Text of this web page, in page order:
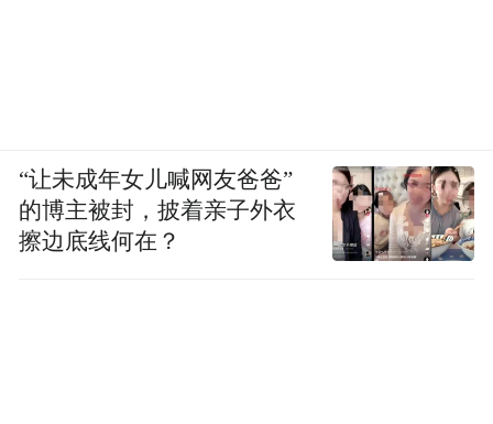
“让未成年女儿喊网友爸爸”
的博主被封，披着亲子外衣
擦边底线何在？